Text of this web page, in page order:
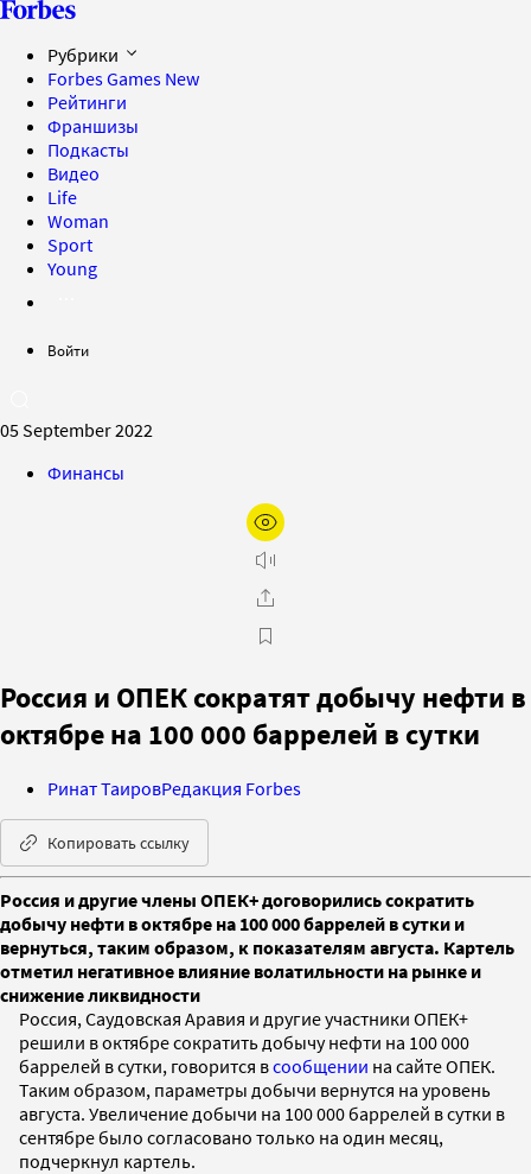
Рубрики
Forbes Games New
Рейтинги
Франшизы
Подкасты
Видео
Life
Woman
Sport
Young
Войти
05 September 2022
Финансы
Россия и ОПЕК сократят добычу нефти в
октябре на 100 000 баррелей в сутки
Ринат ТаировРедакция Forbes
Копировать ссылку
Россия и другие члены ОПЕК+ договорились сократить
добычу нефти в октябре на 100 000 баррелей в сутки и
вернуться, таким образом, к показателям августа. Картель
отметил негативное влияние волатильности на рынке и
снижение ликвидности
Россия, Саудовская Аравия и другие участники ОПЕК+
решили в октябре сократить добычу нефти на 100 000
баррелей в сутки, говорится всообщении на сайте ОПЕК.
Таким образом, параметры добычи вернутся на уровень
августа. Увеличение добычи на 100 000 баррелей в сутки в
сентябре было согласовано только на один месяц,
подчеркнул картель.